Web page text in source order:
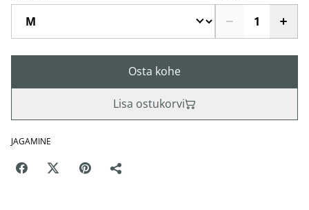
Osta kohe
Lisa ostukorvi
JAGAMINE